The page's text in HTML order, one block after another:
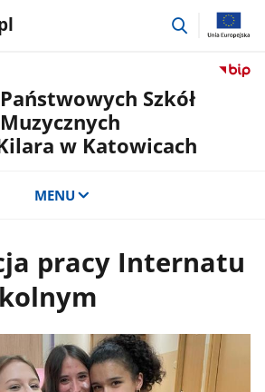
przejdź
Szkół
Muzycznych
w Katowicach
MENU
pracy Internatu